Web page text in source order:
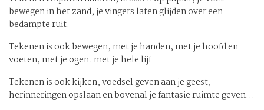
bewegen in het zand, je vingers laten glijden over een
bedampte ruit.
Tekenen is ook bewegen, met je handen, met je hoofd en
voeten, met je ogen. met je hele lijf.
Tekenen is ook kijken, voedsel geven aan je geest,
herinneringen opslaan en bovenal je fantasie ruimte geven...